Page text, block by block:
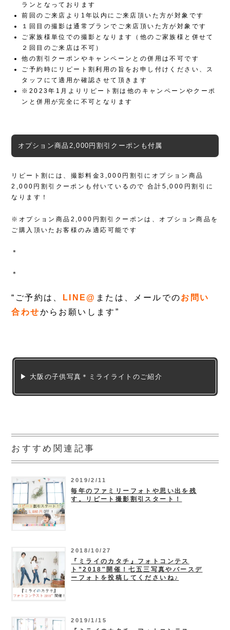
ランとなっております
前回のご来店より1年以内にご来店頂いた方が対象です
１回目の撮影は通常プランでご来店頂いた方が対象です
ご家族様単位での撮影となります（他のご家族様と併せて
２回目のご来店は不可）
他の割引クーポンやキャンペーンとの併用は不可です
ご予約時にリピート割利用の旨をお申し付けください、ス
タッフにて適用か確認させて頂きます
※2023年1月よりリピート割は他のキャンペーンやクーポ
ンと併用が完全に不可となります
オプション商品2,000円割引クーポンも付属
リピート割には、撮影料金3,000円割引にオプション商品
2,000円割引クーポンも付いているので 合計5,000円割引に
なります！
※オプション商品2,000円割引クーポンは、オプション商品を
ご購入頂いたお客様のみ適応可能です
＊
＊
“ご予約は、 LINE@ または、メールでのお問い
合わせからお願いします”
▶ 大阪の子供写真＊ミライライトのご紹介
おすすめ関連記事
2019/2/11
毎年のファミリーフォトや思い出を残
す。リピート撮影割引スタート！
2018/10/27
『ミライのカタチ』フォトコンテス
ト”2018″開催！七五三写真やバースデ
ーフォトを投稿してくださいね♪
2019/1/15